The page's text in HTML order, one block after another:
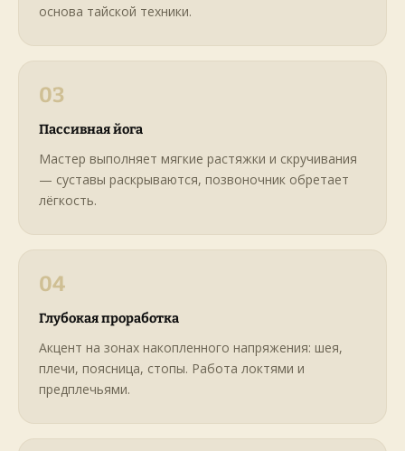
основа тайской техники.
03
Пассивная йога
Мастер выполняет мягкие растяжки и скручивания
— суставы раскрываются, позвоночник обретает
лёгкость.
04
Глубокая проработка
Акцент на зонах накопленного напряжения: шея,
плечи, поясница, стопы. Работа локтями и
предплечьями.